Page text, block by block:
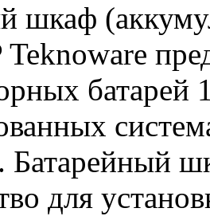
шкаф
батарей
Батарейный
для